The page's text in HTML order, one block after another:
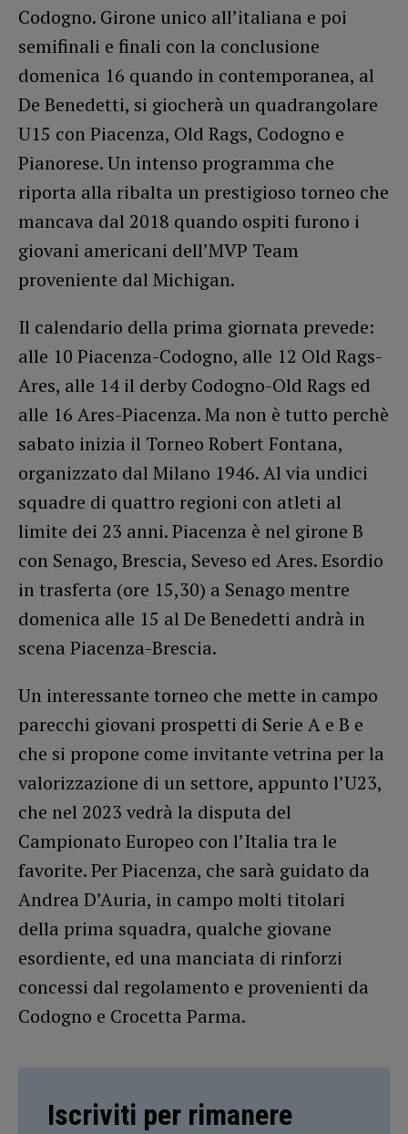
Codogno. Girone unico all’italiana e poi
semifinali e finali con la conclusione
domenica 16 quando in contemporanea, al
De Benedetti, si giocherà un quadrangolare
U15 con Piacenza, Old Rags, Codogno e
Pianorese. Un intenso programma che
riporta alla ribalta un prestigioso torneo che
mancava dal 2018 quando ospiti furono i
giovani americani dell’MVP Team
proveniente dal Michigan.
Il calendario della prima giornata prevede:
alle 10 Piacenza-Codogno, alle 12 Old Rags-
Ares, alle 14 il derby Codogno-Old Rags ed
alle 16 Ares-Piacenza. Ma non è tutto perchè
sabato inizia il Torneo Robert Fontana,
organizzato dal Milano 1946. Al via undici
squadre di quattro regioni con atleti al
limite dei 23 anni. Piacenza è nel girone B
con Senago, Brescia, Seveso ed Ares. Esordio
in trasferta (ore 15,30) a Senago mentre
domenica alle 15 al De Benedetti andrà in
scena Piacenza-Brescia.
Un interessante torneo che mette in campo
parecchi giovani prospetti di Serie A e B e
che si propone come invitante vetrina per la
valorizzazione di un settore, appunto l’U23,
che nel 2023 vedrà la disputa del
Campionato Europeo con l’Italia tra le
favorite. Per Piacenza, che sarà guidato da
Andrea D’Auria, in campo molti titolari
della prima squadra, qualche giovane
esordiente, ed una manciata di rinforzi
concessi dal regolamento e provenienti da
Codogno e Crocetta Parma.
Iscriviti per rimanere